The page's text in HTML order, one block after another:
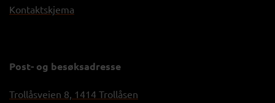
Kontaktskjema
Post- og besøksadresse
Trollåsveien 8, 1414 Trollåsen